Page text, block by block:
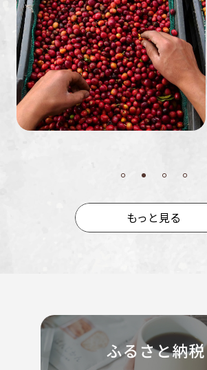
ミャンマー ルワンダ
もっと見る